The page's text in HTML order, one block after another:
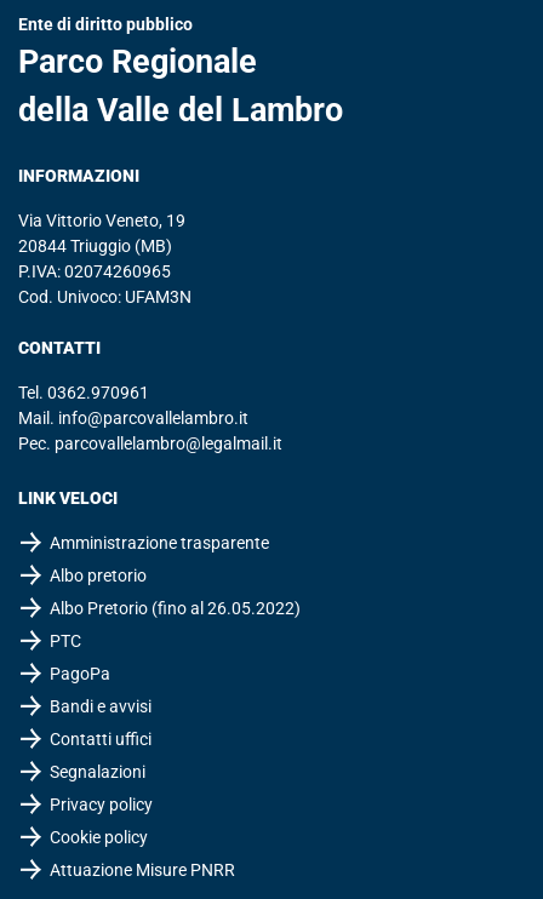
Ente di diritto pubblico
Parco Regionale
della Valle del Lambro
INFORMAZIONI
Via Vittorio Veneto, 19
20844 Triuggio (MB)
P.IVA: 02074260965
Cod. Univoco: UFAM3N
CONTATTI
Tel. 0362.970961
Mail. info@parcovallelambro.it
Pec. parcovallelambro@legalmail.it
LINK VELOCI
Amministrazione trasparente
Albo pretorio
Albo Pretorio (fino al 26.05.2022)
PTC
PagoPa
Bandi e avvisi
Contatti uffici
Segnalazioni
Privacy policy
Cookie policy
Attuazione Misure PNRR